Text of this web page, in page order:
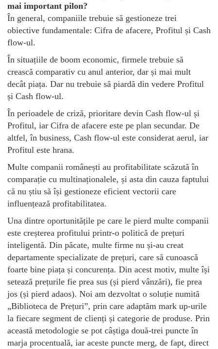
mai important pilon?
În general, companiile trebuie să gestioneze trei
obiective fundamentale: Cifra de afacere, Profitul și Cash
flow-ul.
În situațiile de boom economic, firmele trebuie să
crească comparativ cu anul anterior, dar și mai mult
decât piața. Dar nu trebuie să piardă din vedere Profitul
și Cash flow-ul.
În perioadele de criză, prioritare devin Cash flow-ul și
Profitul, iar Cifra de afacere este pe plan secundar. De
altfel, în business, Cash flow-ul este considerat aerul, iar
Profitul este hrana.
Multe companii românești au profitabilitate scăzută în
comparație cu multinaționalele, și asta din cauza faptului
că nu știu să își gestioneze eficient vectorii care
influențează profitabilitatea.
Una dintre oportunitățile pe care le pierd multe companii
este creșterea profitului printr-o politică de prețuri
inteligentă. Din păcate, multe firme nu și-au creat
departamente specializate de prețuri, care să cunoască
foarte bine piața și concurența. Din acest motiv, multe își
setează prețurile fie prea sus (și pierd vânzări), fie prea
jos (și pierd adaos). Noi am dezvoltat o soluție numită
„Biblioteca de Prețuri”, prin care adaptăm mark up-urile
la fiecare segment de clienți și categorie de produse. Prin
această metodologie se pot câștiga două-trei puncte în
marja procentuală, iar aceste puncte merg, de fapt, direct